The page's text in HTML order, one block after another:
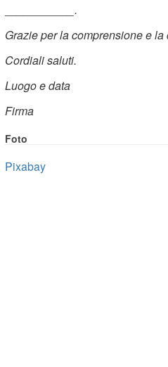
___________.
Grazie per la comprensione e
Cordiali saluti.
Luogo e data
Firma
Foto
Pixabay